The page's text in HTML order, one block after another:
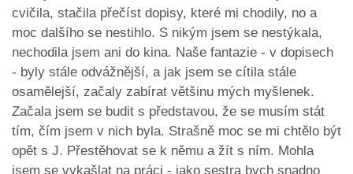
cvičila, stačila přečíst dopisy, které mi chodily, no a
moc dalšího se nestihlo. S nikým jsem se nestýkala,
nechodila jsem ani do kina. Naše fantazie - v dopisech
- byly stále odvážnější, a jak jsem se cítila stále
osamělejší, začaly zabírat většinu mých myšlenek.
Začala jsem se budit s představou, že se musím stát
tím, čím jsem v nich byla. Strašně moc se mi chtělo být
opět s J. Přestěhovat se k němu a žít s ním. Mohla
jsem se vykašlat na práci - jako sestra bych snadno